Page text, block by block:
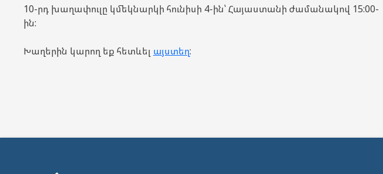
10-րդ խաղափուլը կմեկնարկի հունիսի 4-ին՝ Հայաստանի ժամանակով 15:00-
ին:
Խաղերին կարող եք հետևել այստեղ: